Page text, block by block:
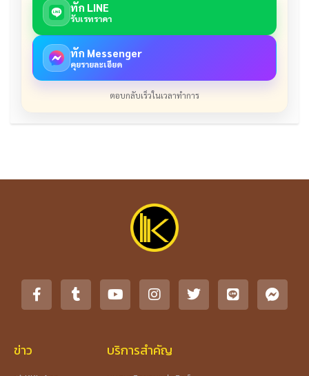
ทัก LINE
รับเรทราคา
ทัก Messenger
คุยรายละเอียด
ตอบกลับเร็วในเวลาทำการ
ข่าว บริการสำคัญ